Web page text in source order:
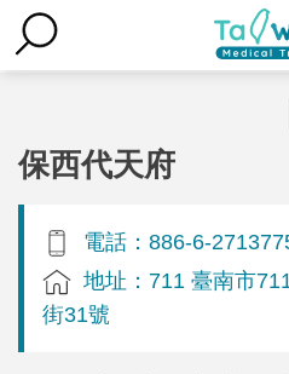
保西代天府
電話：886-6-
地址：711 臺南市
街31號